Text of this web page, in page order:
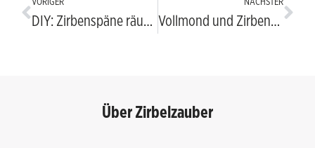
DIY: Zirbenspäne räuchern Vollmond und Zirbenholz
Über Zirbelzauber